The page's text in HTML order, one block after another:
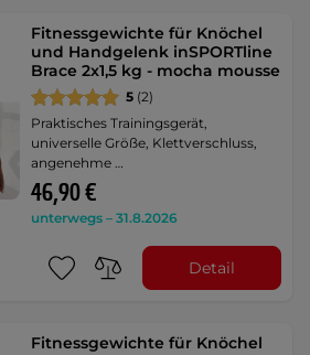
Fitnessgewichte für Knöchel
und Handgelenk inSPORTline
Brace 2x1,5 kg - mocha mousse
5 (2)
Praktisches Trainingsgerät,
universelle Größe, Klettverschluss,
angenehme …
46,90 €
unterwegs – 31.8.2026
Detail
Fitnessgewichte für Knöchel